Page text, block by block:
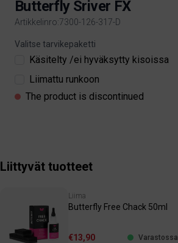
Butterfly Sriver FX
Artikkelinro:7300-126-317-D
Product information
Valitse tarvikepaketti
Käsitelty /ei hyväksytty kisoissa
Liimattu runkoon
The product is discontinued
Liittyvät tuotteet
Liima
Butterfly Free Chack 50ml
€13,90 Varastossa